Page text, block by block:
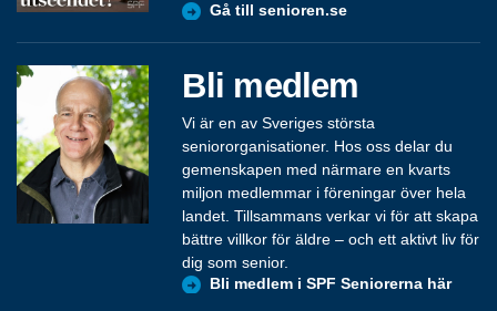
Gå till senioren.se
Bli medlem
Vi är en av Sveriges största
seniororganisationer. Hos oss delar du
gemenskapen med närmare en kvarts
miljon medlemmar i föreningar över hela
landet. Tillsammans verkar vi för att skapa
bättre villkor för äldre – och ett aktivt liv för
dig som senior.
Bli medlem i SPF Seniorerna här